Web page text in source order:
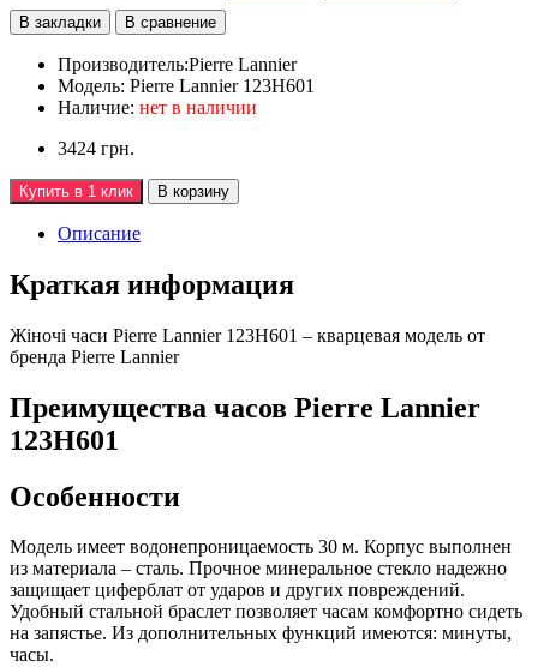
В закладки В сравнение
Производитель:Pierre Lannier
Модель: Pierre Lannier 123H601
Наличие: нет в наличии
3424 грн.
Купить в 1 клик В корзину
Описание
Краткая информация
Жiночi часи Pierre Lannier 123H601 – кварцевая модель от
бренда Pierre Lannier
Преимущества часов Pierre Lannier
123H601
Особенности
Модель имеет водонепроницаемость 30 м. Корпус выполнен
из материала – сталь. Прочное минеральное стекло надежно
защищает циферблат от ударов и других повреждений.
Удобный стальной браслет позволяет часам комфортно сидеть
на запястье. Из дополнительных функций имеются: минуты,
часы.